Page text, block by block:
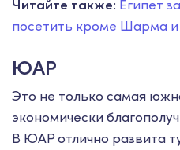
Читайте также: Египет
посетить кроме Шарма и
ЮАР
Это не только самая
экономически
В ЮАР отлично развита